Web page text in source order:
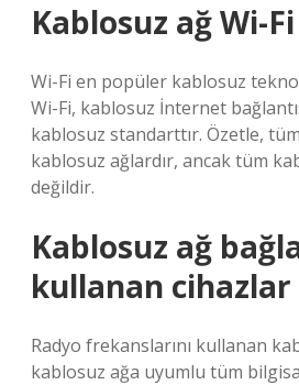
Kablosuz ağ Wi-
Wi-Fi en popüler kablosuz
Wi-Fi, kablosuz İnternet
kablosuz standarttır. Özetle,
kablosuz ağlardır, ancak tüm
değildir.
Kablosuz ağ
kullanan
Radyo frekanslarını kullanan
kablosuz ağa uyumlu tüm